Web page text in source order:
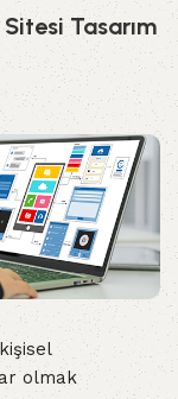
Tasarım
olmak